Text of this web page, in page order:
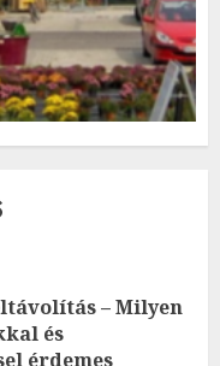
– Milyen
és
érdemes